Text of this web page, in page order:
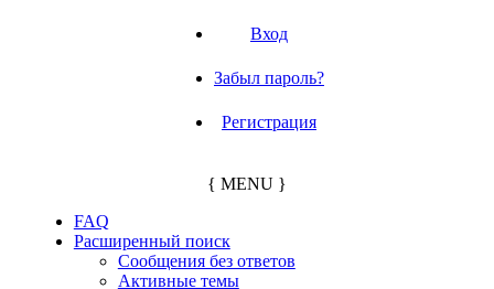
Вход
Забыл пароль?
Регистрация
{ MENU }
FAQ
Расширенный поиск
Сообщения без ответов
Активные темы